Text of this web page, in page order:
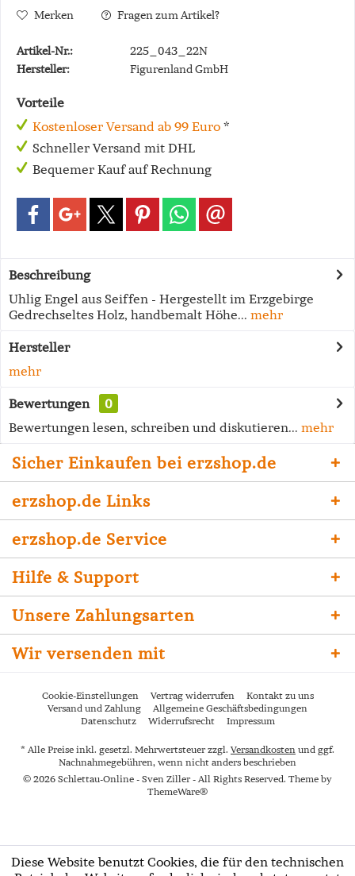
Merken Fragen zum Artikel?
Artikel-Nr.:
225_043_22N
Hersteller:
Figurenland GmbH
Vorteile
Kostenloser Versand ab 99 Euro *
Schneller Versand mit DHL
Bequemer Kauf auf Rechnung
Beschreibung
Uhlig Engel aus Seiffen - Hergestellt im Erzgebirge
Gedrechseltes Holz, handbemalt Höhe... mehr
Hersteller
mehr
Bewertungen
0
Bewertungen lesen, schreiben und diskutieren... mehr
Sicher Einkaufen bei erzshop.de
erzshop.de Links
erzshop.de Service
Hilfe & Support
Unsere Zahlungsarten
Wir versenden mit
Cookie-Einstellungen Vertrag widerrufen
Kontakt zu uns
Versand und Zahlung
Allgemeine Geschäftsbedingungen
Datenschutz
Widerrufsrecht Impressum
* Alle Preise inkl. gesetzl. Mehrwertsteuer zzgl. Versandkosten und ggf.
Nachnahmegebühren, wenn nicht anders beschrieben
© 2026 Schlettau-Online - Sven Ziller - All Rights Reserved. Theme by
ThemeWare®
Diese Website benutzt Cookies, die für den technischen